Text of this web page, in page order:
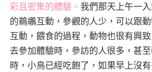
彩且密集的體驗。 我們那天上午一
的鵜鶘互動，參觀的人少，可以跟
互動，餵食的過程，動物也很有興
去參加體驗時，參訪的人很多，甚
時，小鳥已經吃飽了，如果早上沒